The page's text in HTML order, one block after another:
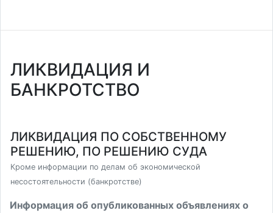
ЛИКВИДАЦИЯ И
БАНКРОТСТВО
ЛИКВИДАЦИЯ ПО СОБСТВЕННОМУ
РЕШЕНИЮ, ПО РЕШЕНИЮ СУДА
Кроме информации по делам об экономической
несостоятельности (банкротстве)
Информация об опубликованных объявлениях о